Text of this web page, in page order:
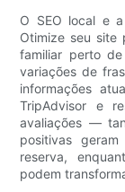
O SEO local e
Otimize seu site
familiar perto
variações de
informações
TripAdvisor e
avaliações —
positivas
reserva,
podem